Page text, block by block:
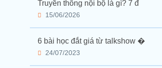
Truyền thông nội bộ là gì? 7 đ
15/06/2026
6 bài học đắt giá từ talkshow �
24/07/2023